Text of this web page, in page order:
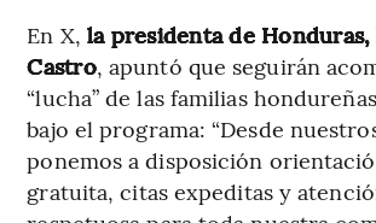
En X, la presidenta de
Castro, apuntó que seguirán
“lucha” de las familias
bajo el programa: “Desde
ponemos a disposición
gratuita, citas expeditas y